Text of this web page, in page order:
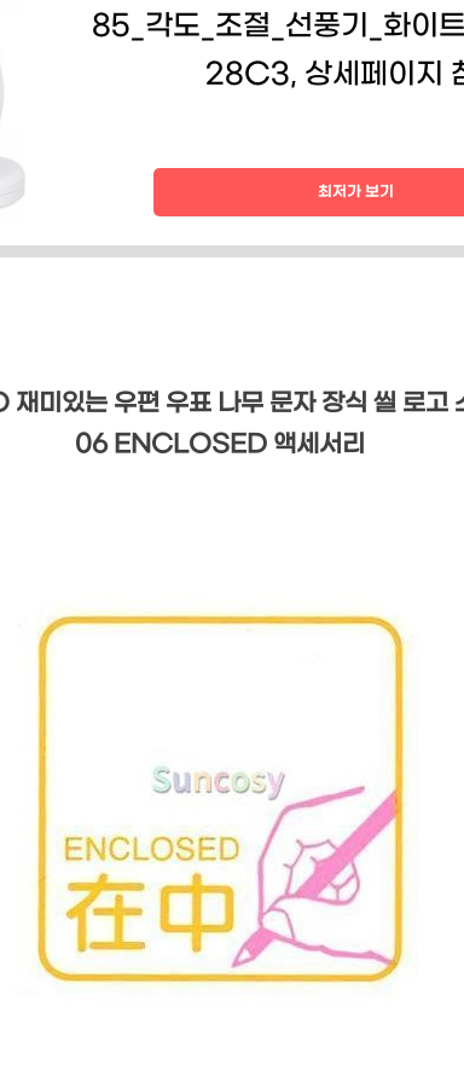
85_각도_조절_선풍기_화이
28C3, 상세페이지
최저가 보기
있는 우편 우표 나무 문자 장식 씰 로고
06 ENCLOSED 액세서리